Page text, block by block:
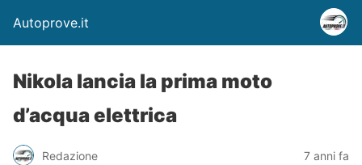
Autoprove.it
Nikola lancia la prima moto
d’acqua elettrica
Redazione 7 anni fa